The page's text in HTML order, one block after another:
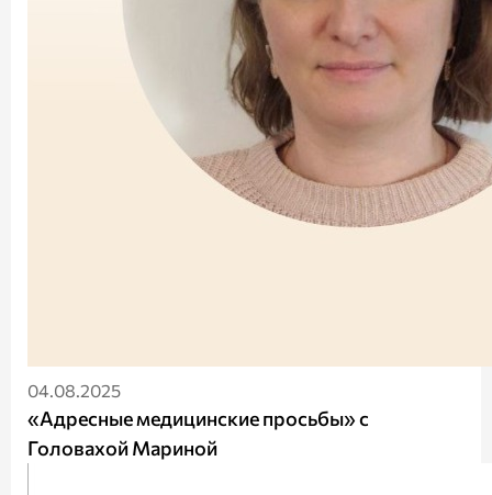
04.08.2025
«Адресные медицинские просьбы» с
Головахой Мариной